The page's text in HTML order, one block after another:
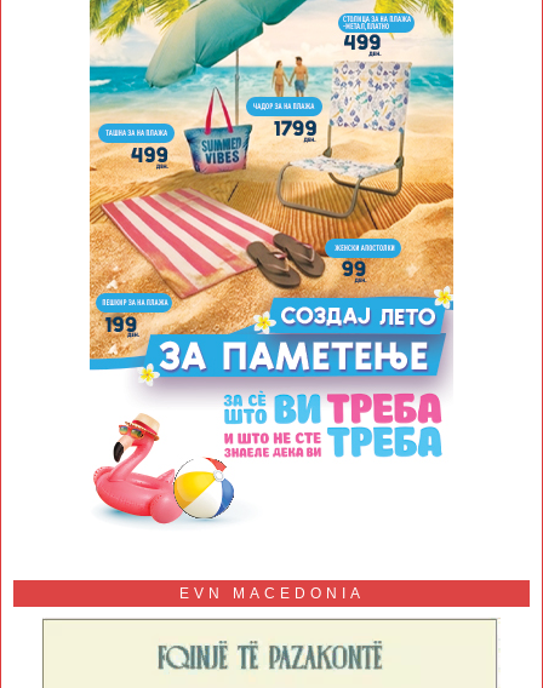
EVN MACEDONIA